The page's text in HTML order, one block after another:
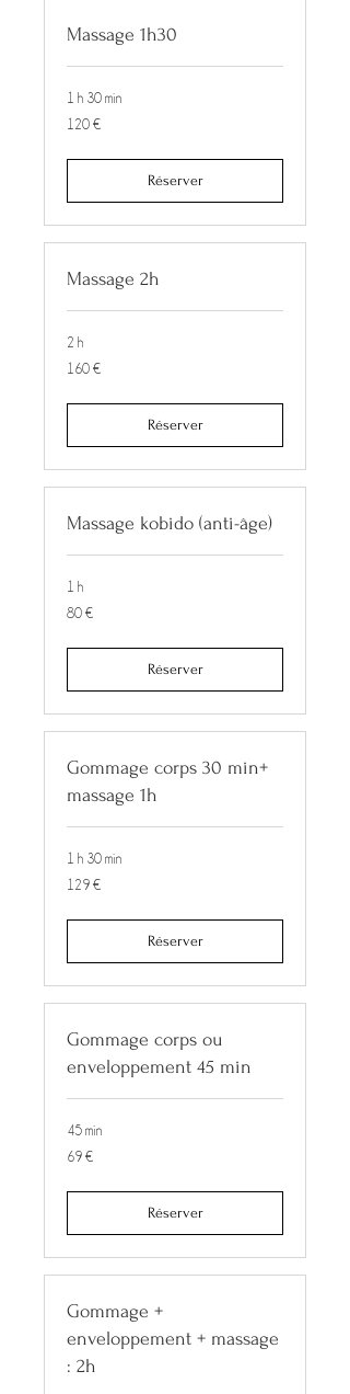
Massage 1h30
1 h 30 min
120
euros
120 €
Réserver
Massage 2h
2 h
160
euros
160 €
Réserver
Massage kobido (anti-âge)
1 h
80
euros
80 €
Réserver
Gommage corps 30 min+
massage 1h
1 h 30 min
129
euros
129 €
Réserver
Gommage corps ou
enveloppement 45 min
45 min
69
euros
69 €
Réserver
Gommage +
enveloppement + massage
: 2h